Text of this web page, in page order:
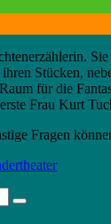
Stücken,
für die
Frau Kurt
Fragen
Suchen